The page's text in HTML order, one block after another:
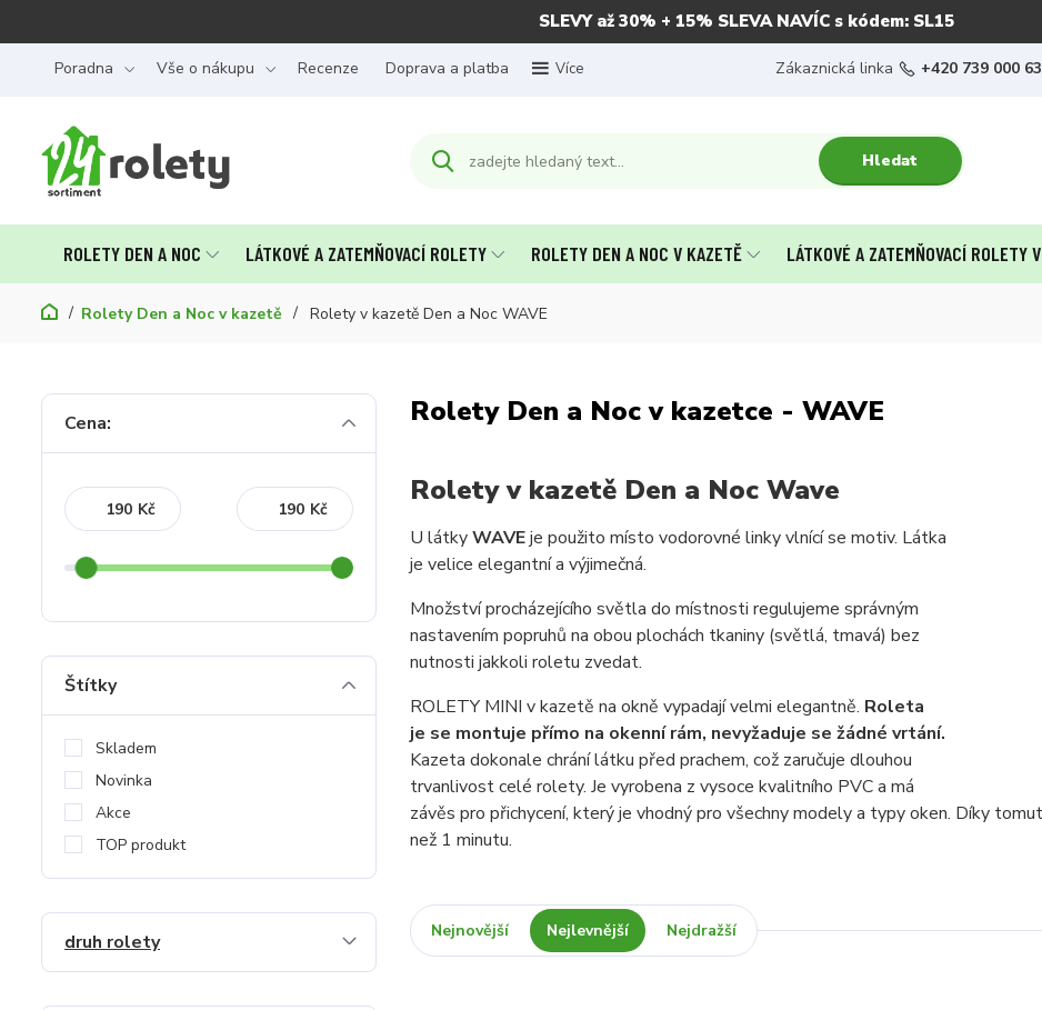
SLEVY až 30% + 15% SLEVA NAVÍC s kódem: SL15
Poradna Vše o nákupu Recenze Doprava a platba Více
Hledat
Zákaznická linka +420 739 000
ROLETY DEN A NOC LÁTKOVÉ A ZATEMŇOVACÍ ROLETY ROLETY DEN A NOC V KAZETĚ LÁTKOVÉ A ZATEMŇOVACÍ ROLETY
Rolety Den a Noc v kazetě Rolety v kazetě Den a Noc WAVE
Rolety Den a Noc v kazetce - WAVE
Rolety v kazetě Den a Noc Wave
U látkyWAVEje použito místo vodorovné linky vlnící se motiv. Látka
je velice elegantní a výjimečná.
Množství procházejícího světla do místnosti regulujeme správným
nastavením popruhů na obou plochách tkaniny (světlá, tmavá) bez
nutnosti jakkoli roletu zvedat.
ROLETY MINI v kazetě na okně vypadají velmi elegantně. Roleta
je se montuje přímo na okenní rám, nevyžaduje se žádné vrtání.
Kazeta dokonale chrání látku před prachem, což zaručuje dlouhou
trvanlivost celé rolety. Je vyrobena z vysoce kvalitního PVC a má
závěs pro přichycení, který je vhodný pro všechny modely a typy oken. Díky
než 1 minutu.
Nejnovější Nejlevnější Nejdražší
Cena:
Kč Kč
Štítky
Skladem
Novinka
Akce
TOP produkt
druh rolety